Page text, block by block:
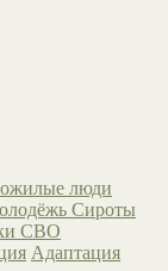
люди
Сироты
СВО
Адаптация